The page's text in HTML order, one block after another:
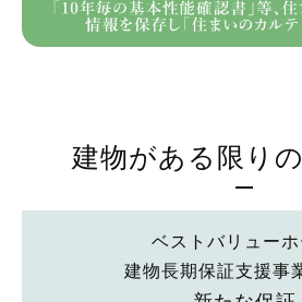
建物がある限り
ベストバリュー
建物長期保証支援事